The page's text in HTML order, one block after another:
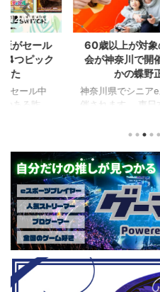
2024/7/31
がセール
4つピック
た
セール中
ある昨
ルを独自に
。（類似し
ゲーム、長
ム） 注目
セット』
ホラーゲー
『鉄拳8
60歳以上が対
会が神奈川で開
かの蝶野
神奈川県でシニア
催されます。 東日
選（神奈川県）の
仕様。ご当地キャ
も見られるとのこ
しめるイベントに
す。 ちなみに、ゲ
ーである蝶野正洋
なるそうです。ト
場しますよ。 この
大会参加者は60歳
選あり。予選は8
22日。本戦は9月